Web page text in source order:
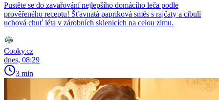
Pustěte se do zavařování nejlepšího domácího leča podle
prověřeného receptu! Šťavnatá papriková směs s rajčaty a cibulí
uchová chuť léta v zárobních sklenicích na celou zimu.
Cooky.cz
dnes, 08:29
3 min